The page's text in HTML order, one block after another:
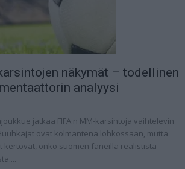
näkymät – todellinen
analyysi
jatkaa FIFA:n MM-karsintoja vaihtelevin
ovat kolmantena lohkossaan, mutta
kertovat, onko suomen faneilla realistista